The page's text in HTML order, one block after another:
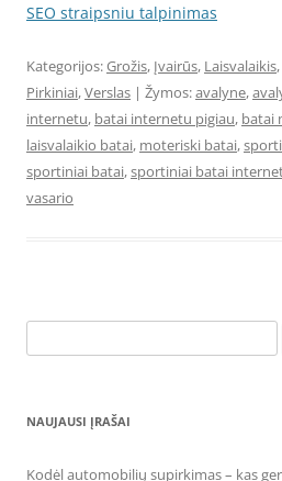
SEO straipsniu talpinimas
Kategorijos:Grožis, Įvairūs, Laisvalaikis,
Pirkiniai,Verslas | Žymos:avalyne,
internetu, batai internetu pigiau, batai
laisvalaikio batai, moteriski batai,
sportiniai batai,sportiniai batai
vasario
NAUJAUSI ĮRAŠAI
Kodėl automobilių supirkimas – kas